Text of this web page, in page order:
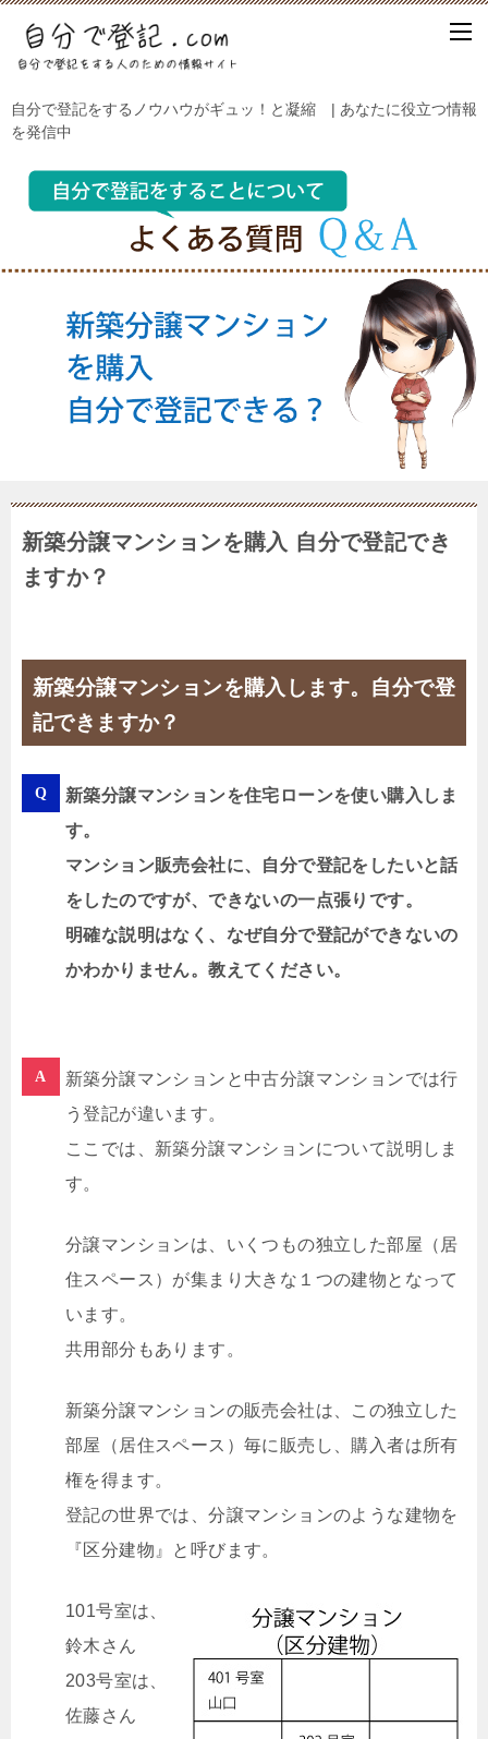
自分で登記をするノウハウがギュッ！と凝縮 | あなたに役立つ情報
を発信中
新築分譲マンションを購入 自分で登記でき
ますか？
新築分譲マンションを購入します。自分で登
記できますか？
新築分譲マンションを住宅ローンを使い購入しま
す。
マンション販売会社に、自分で登記をしたいと話
をしたのですが、できないの一点張りです。
明確な説明はなく、なぜ自分で登記ができないの
かわかりません。教えてください。
新築分譲マンションと中古分譲マンションでは行
う登記が違います。
ここでは、新築分譲マンションについて説明しま
す。
分譲マンションは、いくつもの独立した部屋（居
住スペース）が集まり大きな１つの建物となって
います。
共用部分もあります。
新築分譲マンションの販売会社は、この独立した
部屋（居住スペース）毎に販売し、購入者は所有
権を得ます。
登記の世界では、分譲マンションのような建物を
『区分建物』と呼びます。
101号室は、
鈴木さん
203号室は、
佐藤さん